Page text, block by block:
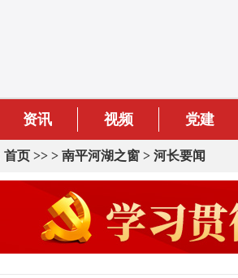
资讯 视频 党建
首页 >> > 南平河湖之窗 > 河长要闻